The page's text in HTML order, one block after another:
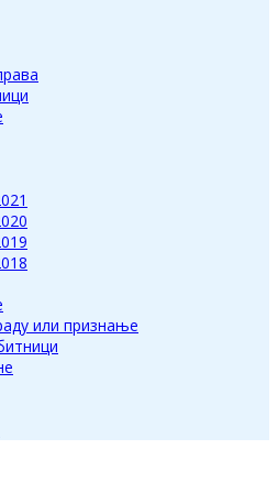
или признање